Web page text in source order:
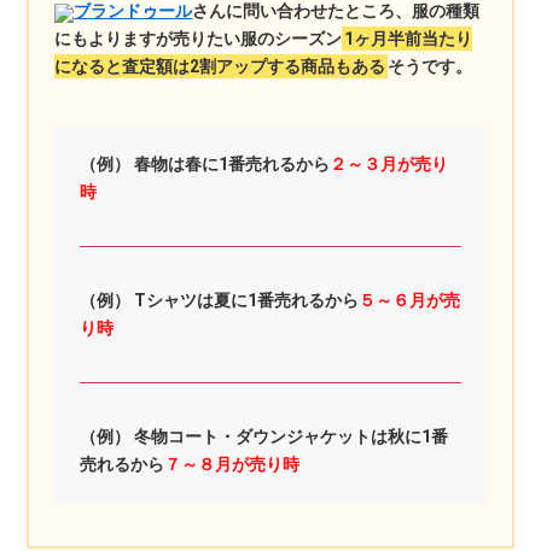
ブランドゥールさんに問い合わせたところ、服の種類
にもよりますが売りたい服のシーズン1ヶ月半前当たり
になると査定額は2割アップする商品もある そうです。
（例） 春物は春に1番売れるから ２～３月が売り
時
（例） Tシャツは夏に1番売れるから ５～６月が売
り時
（例） 冬物コート・ダウンジャケットは秋に1番
売れるから ７～８月が売り時